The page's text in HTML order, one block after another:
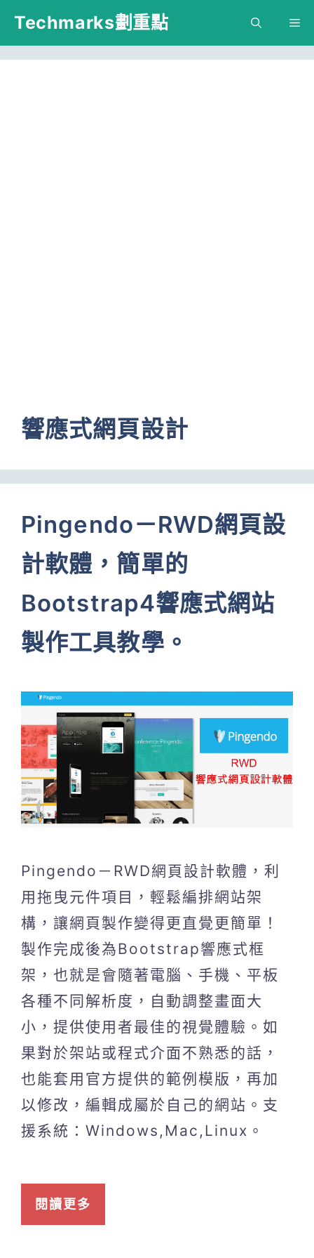
跳
主
Techmarks劃重點
響應式網頁設計
Pingendo－RWD網頁設
計軟體，簡單的
Bootstrap4響應式網站
製作工具教學。
Pingendo－RWD網頁設計軟體，利
用拖曳元件項目，輕鬆編排網站架
構，讓網頁製作變得更直覺更簡單！
製作完成後為Bootstrap響應式框
架，也就是會隨著電腦、手機、平板
各種不同解析度，自動調整畫面大
小，提供使用者最佳的視覺體驗。如
果對於架站或程式介面不熟悉的話，
也能套用官方提供的範例模版，再加
以修改，編輯成屬於自己的網站。支
援系統：Windows,Mac,Linux。
閱讀更多